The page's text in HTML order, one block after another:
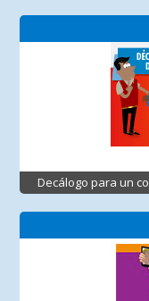
Decálogo para un